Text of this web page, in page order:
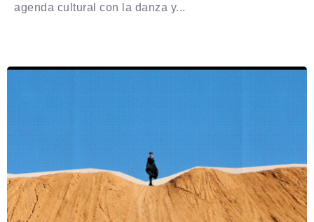
agenda cultural con la danza y...